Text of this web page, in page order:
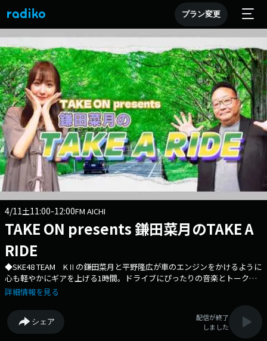
プラン変更
4/11土11:00-12:00FM AICHI
TAKE ON presents 鎌田菜月のTAKE A
RIDE
◆SKE48 TEAM KⅡの鎌田菜月と平野隆広が車のエンジンをかけるように
心も軽やかにギアを上げる1時間。ドライブにぴったりの音楽とトークで
あなたの週末のロードマップを彩ります！◆ Xハッシュタグは「#ナツ
詳細情報を見る
シェア
配信が終了
しました